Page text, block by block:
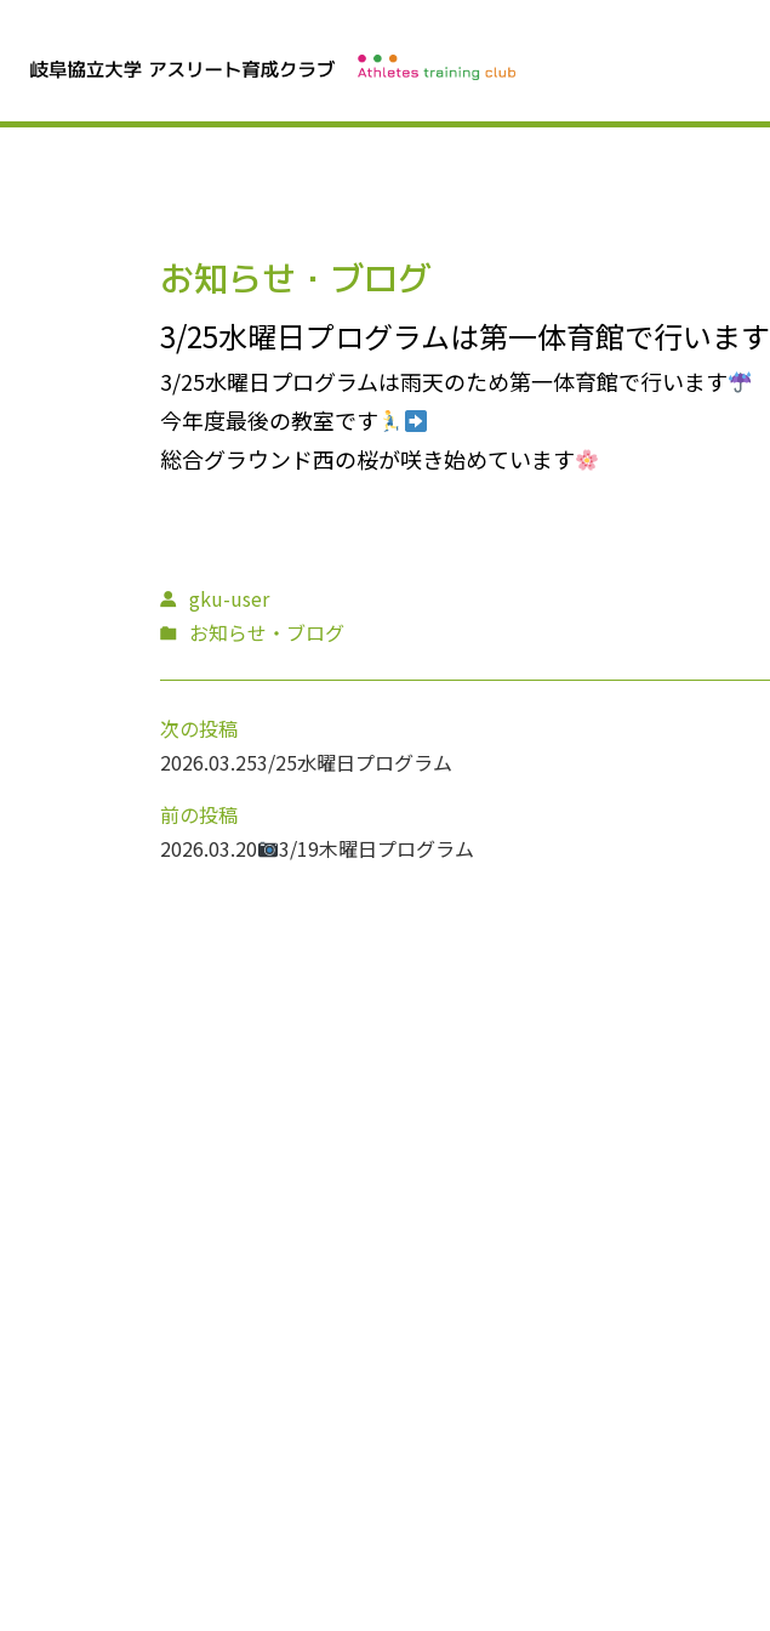
お知らせ・ブログ
3/25水曜日プログラムは第一体育館で行います
3/25水曜日プログラムは雨天のため第一体育館で行います
今年度最後の教室です
総合グラウンド西の桜が咲き始めています
gku-user
お知らせ・ブログ
次の投稿
2026.03.253/25水曜日プログラム
前の投稿
2026.03.20
3/19木曜日プログラム